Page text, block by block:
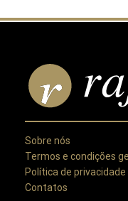
Este site utiliza
Sobre nós
Termos e condições
Política de privacidade
Contatos